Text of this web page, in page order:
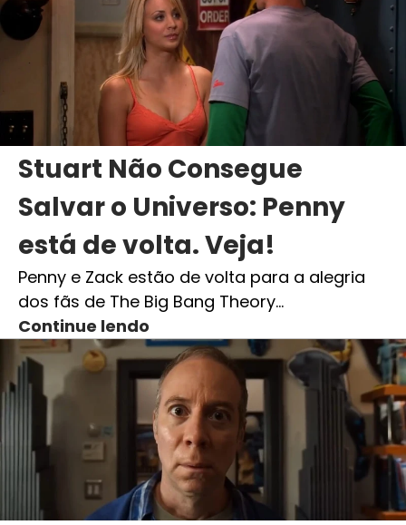
Stuart Não Consegue
Salvar o Universo: Penny
está de volta. Veja!
Penny e Zack estão de volta para a alegria
dos fãs de The Big Bang Theory…
Continue lendo